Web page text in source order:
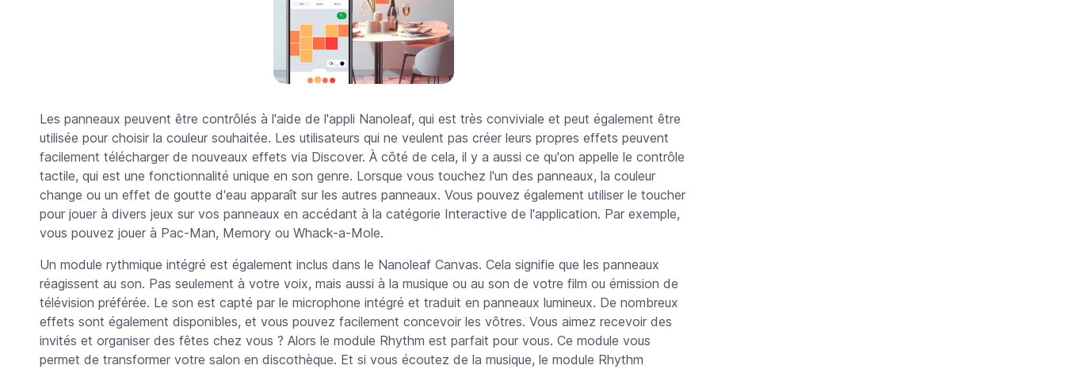
Les panneaux peuvent être contrôlés à l'aide de l'appli Nanoleaf, qui est très conviviale et peut également être
utilisée pour choisir la couleur souhaitée. Les utilisateurs qui ne veulent pas créer leurs propres effets peuvent
facilement télécharger de nouveaux effets via Discover. À côté de cela, il y a aussi ce qu'on appelle le contrôle
tactile, qui est une fonctionnalité unique en son genre. Lorsque vous touchez l'un des panneaux, la couleur
change ou un effet de goutte d'eau apparaît sur les autres panneaux. Vous pouvez également utiliser le toucher
pour jouer à divers jeux sur vos panneaux en accédant à la catégorie Interactive de l'application. Par exemple,
vous pouvez jouer à Pac-Man, Memory ou Whack-a-Mole.
Un module rythmique intégré est également inclus dans le Nanoleaf Canvas. Cela signifie que les panneaux
réagissent au son. Pas seulement à votre voix, mais aussi à la musique ou au son de votre film ou émission de
télévision préférée. Le son est capté par le microphone intégré et traduit en panneaux lumineux. De nombreux
effets sont également disponibles, et vous pouvez facilement concevoir les vôtres. Vous aimez recevoir des
invités et organiser des fêtes chez vous ? Alors le module Rhythm est parfait pour vous. Ce module vous
permet de transformer votre salon en discothèque. Et si vous écoutez de la musique, le module Rhythm